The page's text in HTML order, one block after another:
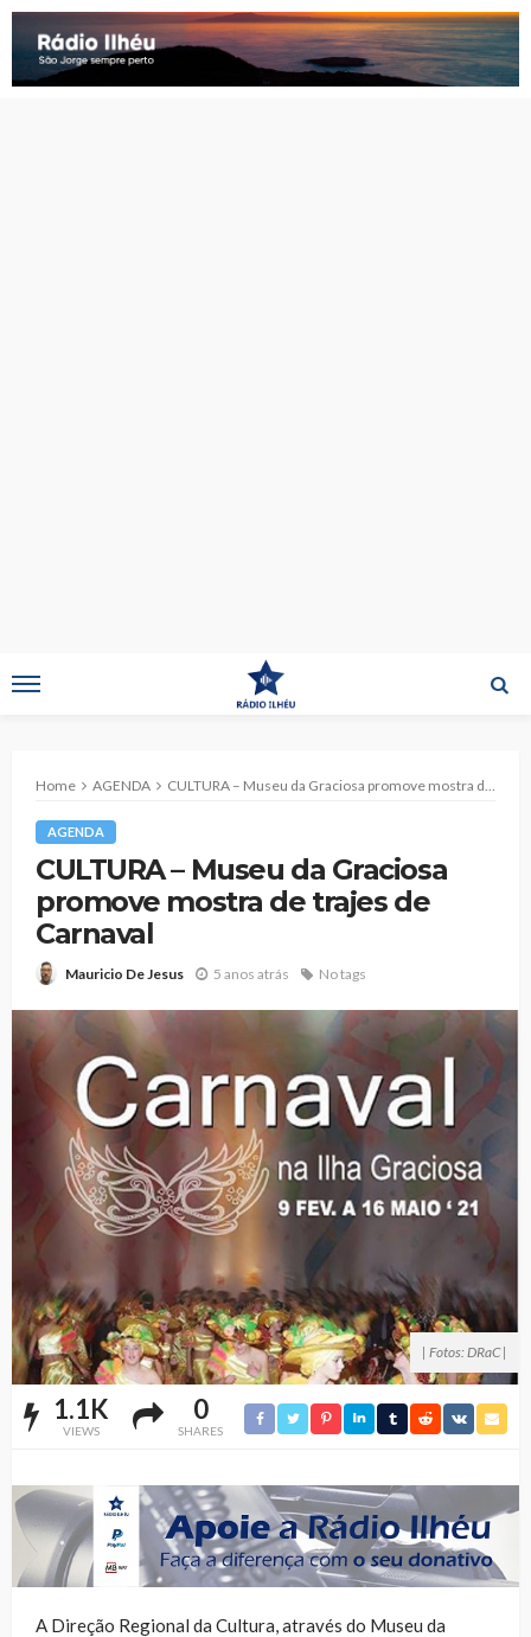
Home AGENDA CULTURA – Museu da Graciosa promove mostra de trajes de Carnaval
AGENDA
CULTURA – Museu da Graciosa
promove mostra de trajes de
Carnaval
Mauricio De Jesus 5 anos atrás No tags
| Fotos: DRaC |
1.1K
VIEWS
0
SHARES
A Direção Regional da Cultura, através do Museu da